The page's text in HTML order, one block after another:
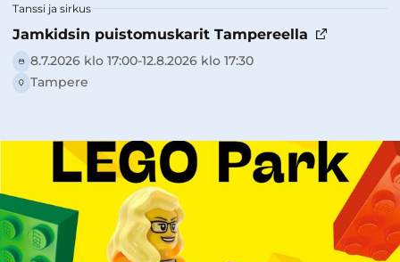
Tanssi ja sirkus
Jamkidsin puistomuskarit Tampereella
8.7.2026 klo 17:00-­12.8.2026 klo 17:30
Tampere